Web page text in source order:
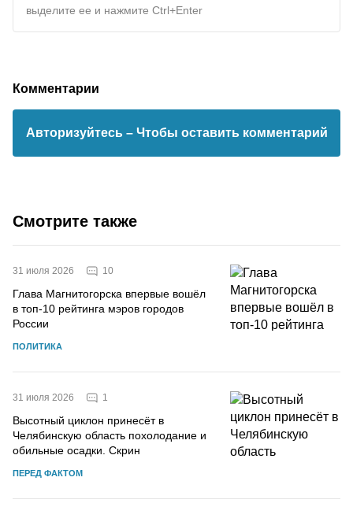
выделите ее и нажмите Ctrl+Enter
Комментарии
Авторизуйтесь – Чтобы оставить комментарий
Смотрите также
31 июля 2026 10
Глава Магнитогорска впервые вошёл
в топ-10 рейтинга мэров городов
России
ПОЛИТИКА
31 июля 2026 1
Высотный циклон принесёт в
Челябинскую область похолодание и
обильные осадки. Скрин
ПЕРЕД ФАКТОМ